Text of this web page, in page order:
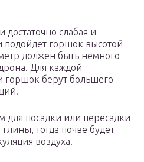
достаточно слабая и
подойдет горшок высотой
должен быть немного
Для каждой
горшок берут большего
посадки или пересадки
тогда почве будет
воздуха.